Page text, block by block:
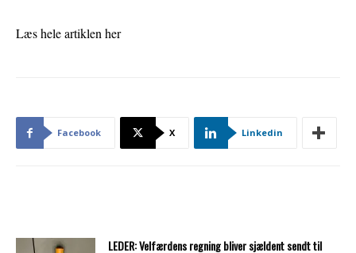
Læs hele artiklen her
Facebook X Linkedin
LEDER: Velfærdens regning bliver sjældent sendt til